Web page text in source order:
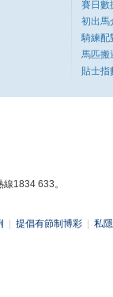
賽日數
初出馬
騎練配
馬匹搬
貼士指
1834 633。
提倡有節制博彩 私